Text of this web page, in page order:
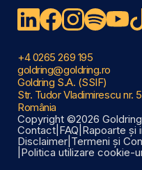
+4 0265 269 195
goldring@goldring.ro
Goldring S.A. (SSIF)
Str. Tudor Vladimirescu nr.
România
Copyright ©2026 Goldring
Contact FAQ Rapoarte și
Disclaimer Termeni și
Politica utilizare cookie-